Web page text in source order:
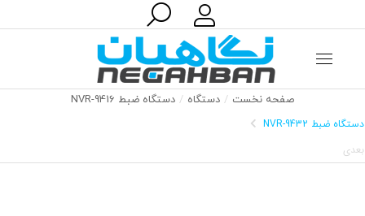
جستجو:
صفحه نخست دستگاه دستگاه ضبط NVR-9416
دستگاه ضبط NVR-9432
بعدی